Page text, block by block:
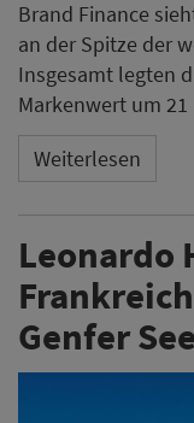
Brand Finance
an der Spitze der
Insgesamt legten
Markenwert um 21
Weiterlesen
Leonardo
Genfer See